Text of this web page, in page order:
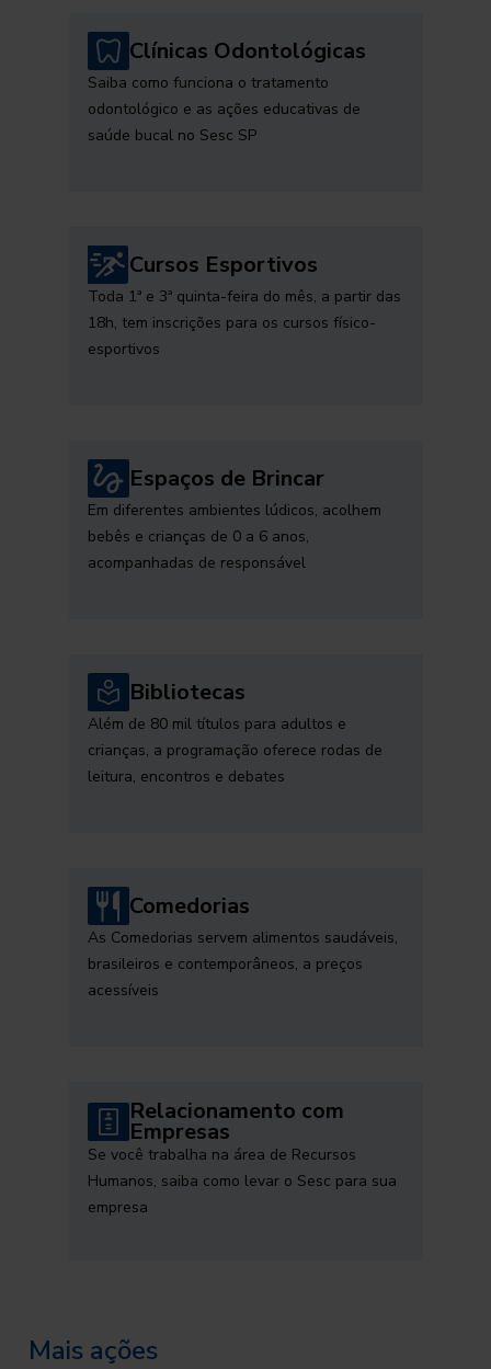
Clínicas Odontológicas
Saiba como funciona o tratamento
odontológico e as ações educativas de
saúde bucal no Sesc SP
Cursos Esportivos
Toda 1ª e 3ª quinta-feira do mês, a partir das
18h, tem inscrições para os cursos físico-
esportivos
Espaços de Brincar
Em diferentes ambientes lúdicos, acolhem
bebês e crianças de 0 a 6 anos,
acompanhadas de responsável
Bibliotecas
Além de 80 mil títulos para adultos e
crianças, a programação oferece rodas de
leitura, encontros e debates
Comedorias
As Comedorias servem alimentos saudáveis,
brasileiros e contemporâneos, a preços
acessíveis
Relacionamento com
Empresas
Se você trabalha na área de Recursos
Humanos, saiba como levar o Sesc para sua
empresa
Mais ações